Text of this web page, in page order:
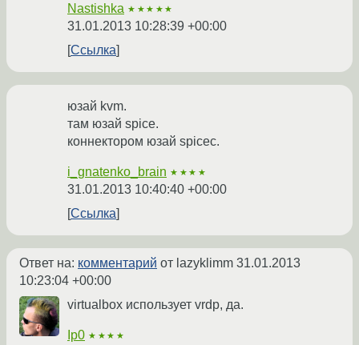
Nastishka ★★★★★
31.01.2013 10:28:39 +00:00
Ссылка
юзай kvm.
там юзай spice.
коннектором юзай spicec.
i_gnatenko_brain ★★★★
31.01.2013 10:40:40 +00:00
Ссылка
Ответ на: комментарий от lazyklimm 31.01.2013
10:23:04 +00:00
virtualbox использует vrdp, да.
Ip0 ★★★★